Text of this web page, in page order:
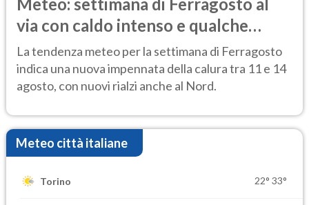
via con caldo intenso e qualche
temporale
La tendenza meteo per la settimana di Ferragosto
indica una nuova impennata della calura tra 11 e 14
agosto, con nuovi rialzi anche al Nord.
Meteo città italiane
Torino 22° 33°